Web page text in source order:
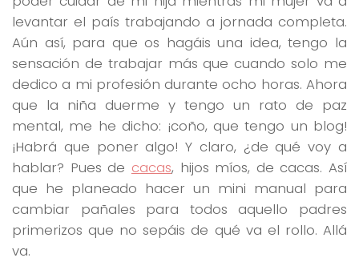
levantar el país trabajando a jornada completa.
Aún así, para que os hagáis una idea, tengo la
sensación de trabajar más que cuando solo me
dedico a mi profesión durante ocho horas. Ahora
que la niña duerme y tengo un rato de paz
mental, me he dicho: ¡coño, que tengo un blog!
¡Habrá que poner algo! Y claro, ¿de qué voy a
hablar? Pues de cacas, hijos míos, de cacas. Así
que he planeado hacer un mini manual para
cambiar pañales para todos aquello padres
primerizos que no sepáis de qué va el rollo. Allá
va.